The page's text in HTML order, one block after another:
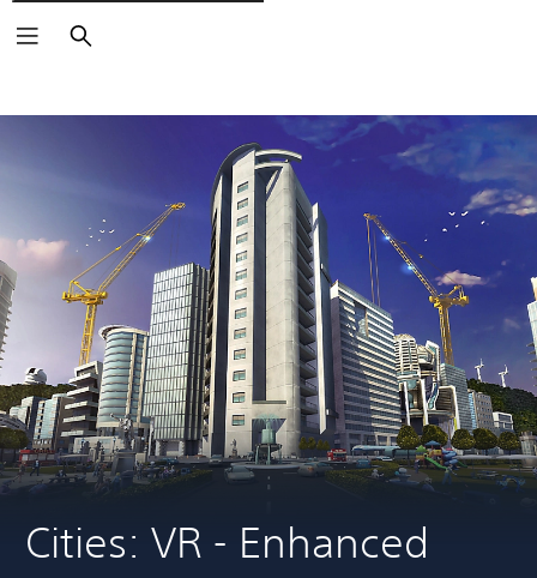
Rechercher
Cities: VR - Enhanced